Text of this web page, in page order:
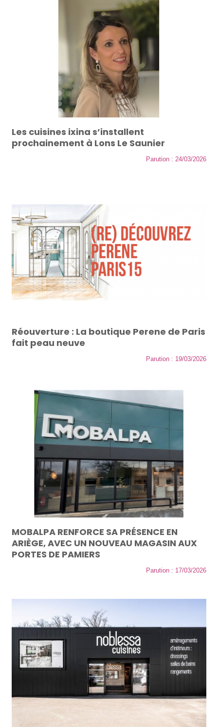
Les cuisines ixina s’installent
prochainement à Lons Le Saunier
Parution : 24/03/2026
Réouverture : La boutique Perene de Paris
fait peau neuve
Parution : 19/03/2026
MOBALPA RENFORCE SA PRÉSENCE EN
ARIÈGE, AVEC UN NOUVEAU MAGASIN AUX
PORTES DE PAMIERS
Parution : 17/03/2026